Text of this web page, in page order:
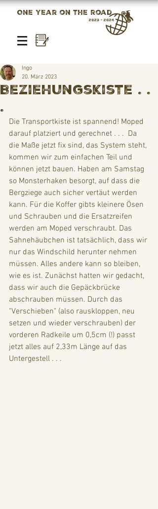
One year on the road
2023 - 2024
Beziehungskiste . .
.
Ingo
20. März 2023
Die Transportkiste ist spannend! Moped
darauf platziert und gerechnet . . .  Da
die Maße jetzt fix sind, das System steht,
kommen wir zum einfachen Teil und
können jetzt bauen. Haben am Samstag
so Monsterhaken besorgt, auf dass die
Bergziege auch sicher vertäut werden
kann. Für die Koffer gibts kleinere Ösen
und Schrauben und die Ersatzreifen
werden am Moped verschraubt. Das
Sahnehäubchen ist tatsächlich, dass wir
nur das Windschild herunter nehmen
müssen. Alles andere kann so bleiben,
wie es ist. Zunächst hatten wir gedacht,
dass wir auch die Gepäckbrücke
abschrauben müssen. Durch das
"Verschieben" (also rauskloppen, neu
setzen und wieder verschrauben) der
vorderen Radkeile um 0,5cm (!) passt
jetzt alles auf 2,33m Länge auf das
Untergestell . . .